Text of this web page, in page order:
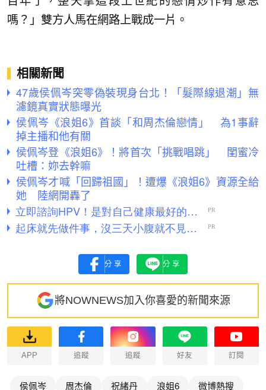
嗎？」雙方人馬在網路上戰成一片。
相關新聞
47歲侯佩岑突零偽裝現身台北！「髮際線退潮」無
濾鏡真實狀態曝光
侯佩岑《浪姐6》首談「和周杰倫戀情」 為1事辭
掉主播和他有關
侯佩岑登《浪姐6》！將首次「挑戰唱跳」 閨蜜冷
吐槽：妳去幹嘛
侯佩岑才喊「回歸祖國」！遭爆《浪姐6》資源全給
她 陸網開轟了
分享 分享
將NOWNEWS加入你喜愛的新聞來源
APP 追蹤 追蹤 好友 訂閱
侯佩岑 周杰倫 祝緒丹 浪姐6 微博熱搜